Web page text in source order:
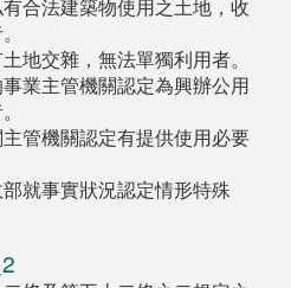
合法建築物使用之土地，收
地交雜，無法單獨利用者。
業主管機關認定為興辦公用
管機關認定有提供使用必要
就事實狀況認定情形特殊